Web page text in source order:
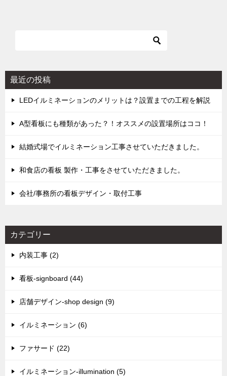
最近の投稿
LEDイルミネーションのメリットは？設置までの工程を解説
A型看板にも種類があった？！オススメの設置場所はココ！
結婚式場でイルミネーション工事させていただきました。
和食店の看板 製作・工事をさせていただきました。
会社/事務所の看板デザイン・取付工事
カテゴリー
内装工事 (2)
看板-signboard (44)
店舗デザイン-shop design (9)
イルミネーション (6)
ファサード (22)
イルミネーション-illumination (5)